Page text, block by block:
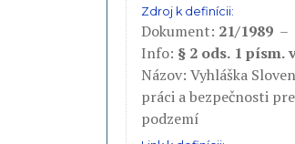
Zdroj k definícii:
Dokument: 21/1989
Info: § 2 ods. 1 písm.
Názov: Vyhláška
práci a bezpečnosti
podzemí